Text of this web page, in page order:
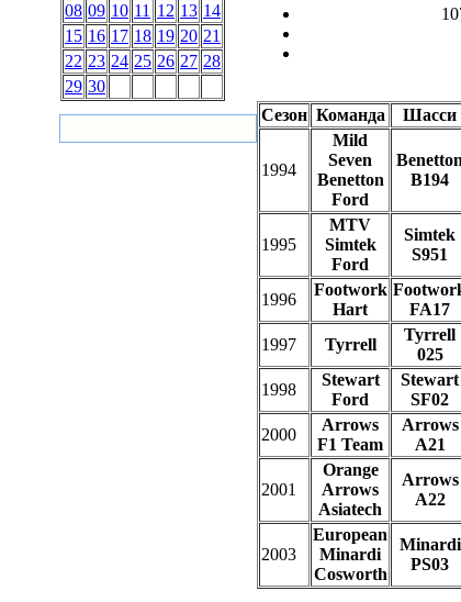
08 09 10 11 12 13 14
15 16 17 18 19 20 21
22 23 24 25 26 27 28
29 30
Сезон Команда Шасси
1994
Mild
Seven
Benetton
Ford
Benetton
B194
1995
MTV
Simtek
Ford
Simtek
S951
1996
Footwork
Hart
FA17
1997 Tyrrell
Tyrrell
025
1998
Stewart
Ford
Stewart
SF02
2000
Arrows
F1 Team
Arrows
A21
2001
Orange
Arrows
Asiatech
Arrows
A22
2003
European
Minardi
Cosworth
Minardi
PS03